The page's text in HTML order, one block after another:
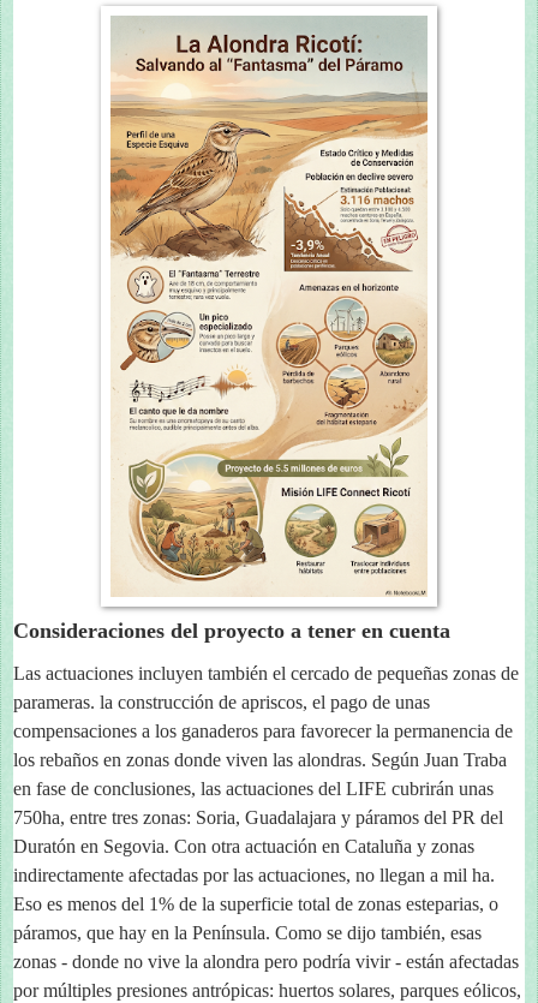
Consideraciones del proyecto a tener en cuenta
Las actuaciones incluyen también el cercado de pequeñas zonas de
parameras. la construcción de apriscos, el pago de unas
compensaciones a los ganaderos para favorecer la permanencia de
los rebaños en zonas donde viven las alondras. Según Juan Traba
en fase de conclusiones, las actuaciones del LIFE cubrirán unas
750ha, entre tres zonas: Soria, Guadalajara y páramos del PR del
Duratón en Segovia. Con otra actuación en Cataluña y zonas
indirectamente afectadas por las actuaciones, no llegan a mil ha.
Eso es menos del 1% de la superficie total de zonas esteparias, o
páramos, que hay en la Península. Como se dijo también, esas
zonas - donde no vive la alondra pero podría vivir - están afectadas
por múltiples presiones antrópicas: huertos solares, parques eólicos,